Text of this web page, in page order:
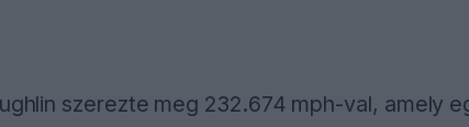
szerezte meg 232.674 mph-val, amely